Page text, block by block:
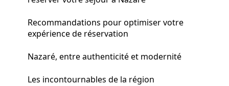
Recommandations pour optimiser votre
expérience de réservation
Nazaré, entre authenticité et modernité
Les incontournables de la région